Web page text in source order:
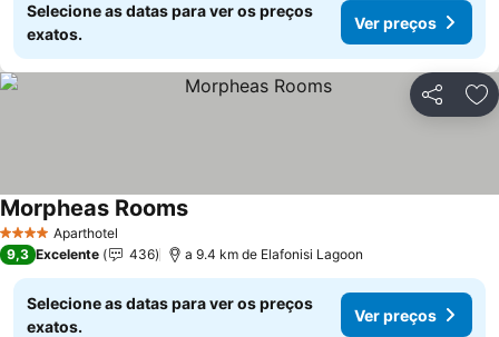
Selecione as datas para ver os preços
exatos.
Ver preços
Partilhar
4 EstrelasAparthotel
Morpheas RoomsVer preços
9,3 Excelente 436 a 9.4 km de Elafonisi Lagoon
Selecione as datas para ver os preços
exatos.
Ver preços